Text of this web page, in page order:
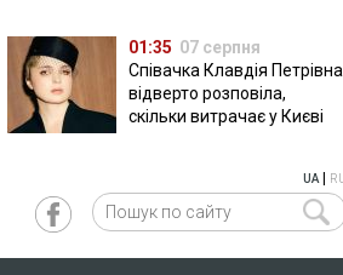
01:35 07 серпня
Співачка Клавдія Петрівна
відверто розповіла,
скільки витрачає у Києві
UA| RU